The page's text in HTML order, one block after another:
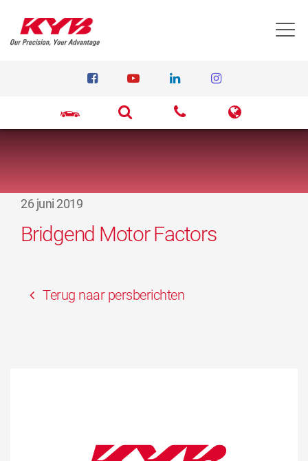
26 juni 2019
Bridgend Motor Factors
Terug naar persberichten